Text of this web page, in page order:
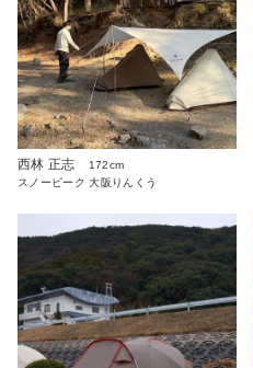
西林 正志
172cm
スノーピーク 大阪りんくう